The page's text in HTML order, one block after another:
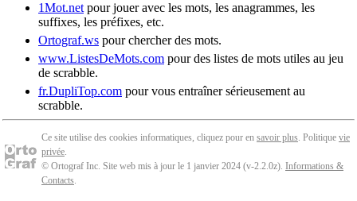
1Mot.net pour jouer avec les mots, les anagrammes, les
suffixes, les préfixes, etc.
Ortograf.ws pour chercher des mots.
www.ListesDeMots.com pour des listes de mots utiles au jeu
de scrabble.
fr.DupliTop.com pour vous entraîner sérieusement au
scrabble.
Ce site utilise des cookies informatiques, cliquez pour en savoir plus. Politique vie
privée.
© Ortograf Inc. Site web mis à jour le 1 janvier 2024 (v-2.2.0z). Informations &
Contacts.